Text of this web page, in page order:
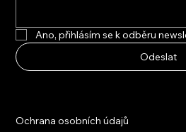
Ano, přihlásím se k odběru
Odeslat
Ochrana osobních údajů